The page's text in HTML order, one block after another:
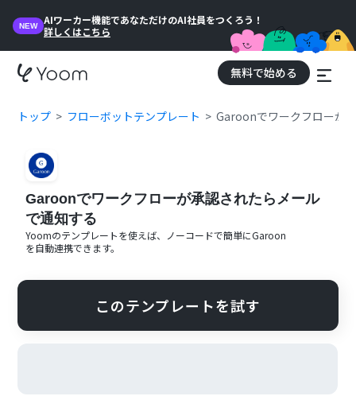
NEW
AIワーカー機能であなただけのAI社員をつくろう！
詳しくはこちら
無料で始める
トップ フローボットテンプレート Garoonでワークフローが
Garoonでワークフローが承認されたらメール
で通知する
Yoomのテンプレートを使えば、ノーコードで簡単にGaroon
を自動連携できます。
このテンプレートを試す